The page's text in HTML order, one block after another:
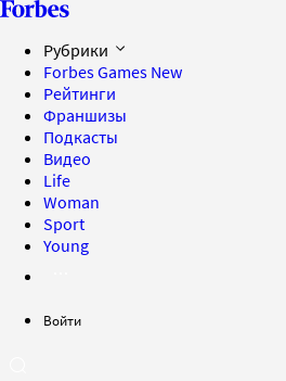
Рубрики
Forbes Games New
Рейтинги
Франшизы
Подкасты
Видео
Life
Woman
Sport
Young
Войти